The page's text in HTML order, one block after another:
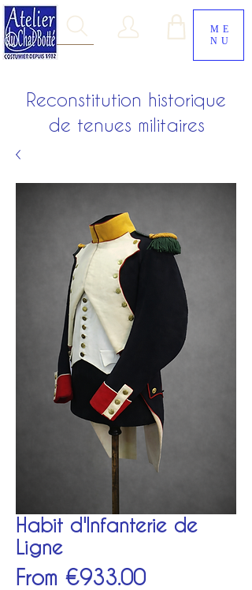
ME
NU
Reconstitution historique
de tenues militaires
Habit d'Infanterie de
Ligne
From €933.00Sale